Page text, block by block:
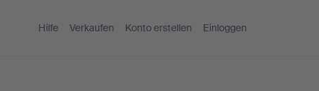
Hilfe Verkaufen Konto erstellen Einloggen